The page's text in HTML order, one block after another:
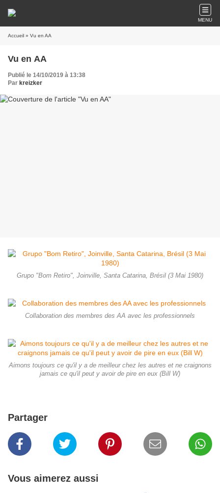
MENU
Accueil » Vu en AA
Vu en AA
Publié le 14/10/2019 à 13:38
Par kreizker
Grupo "Bom Retiro", Joinville, Santa Catarina, Brésil (3 Mai 1980)
Collaboration des membres des AA avec les professionnels
Aimons toujours ce qu'il y a de meilleur chez les autres et ne craignons
jamais ce qu'il peut y avoir de pire en eux (Bill W)
Partager
Vous aimerez aussi